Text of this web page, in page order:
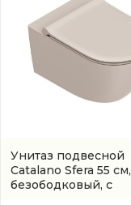
Унитаз подвесной
Catalano Sfera 55 см,
безободковый, с